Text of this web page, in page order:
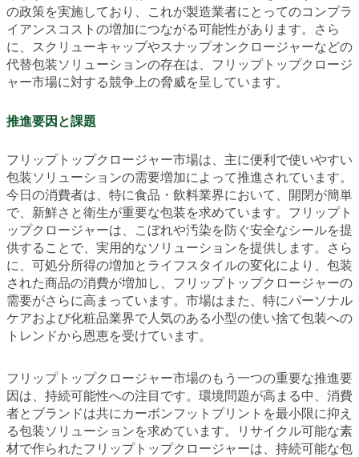
の政策を実施しており、これが製造業者にとってのコンプラ
イアンスコストの増加につながる可能性があります。さら
に、スクリューキャップやスナップオンクロージャーなどの
代替包装ソリューションの存在は、フリップトップクロージ
ャー市場に対する競争上の脅威を呈しています。
推進要因と課題
フリップトップクロージャー市場は、主に便利で使いやすい
包装ソリューションの需要増加によって推進されています。
今日の消費者は、特に食品・飲料業界において、開閉が簡単
で、新鮮さと衛生が重要な包装を求めています。フリップト
ップクロージャーは、こぼれや汚染を防ぐ安全なシールを提
供することで、実用的なソリューションを提供します。さら
に、可処分所得の増加とライフスタイルの変化により、包装
された商品の消費が増加し、フリップトップクロージャーの
需要がさらに高まっています。市場はまた、特にパーソナル
ケアおよび化粧品業界で人気のある小型の使い捨て包装への
トレンドから恩恵を受けています。
フリップトップクロージャー市場のもう一つの重要な推進要
因は、持続可能性への注目です。環境問題が高まる中、消費
者とブランドは共にカーボンフットプリントを最小限に抑え
る包装ソリューションを求めています。リサイクル可能な素
材で作られたフリップトップクロージャーは、持続可能な包